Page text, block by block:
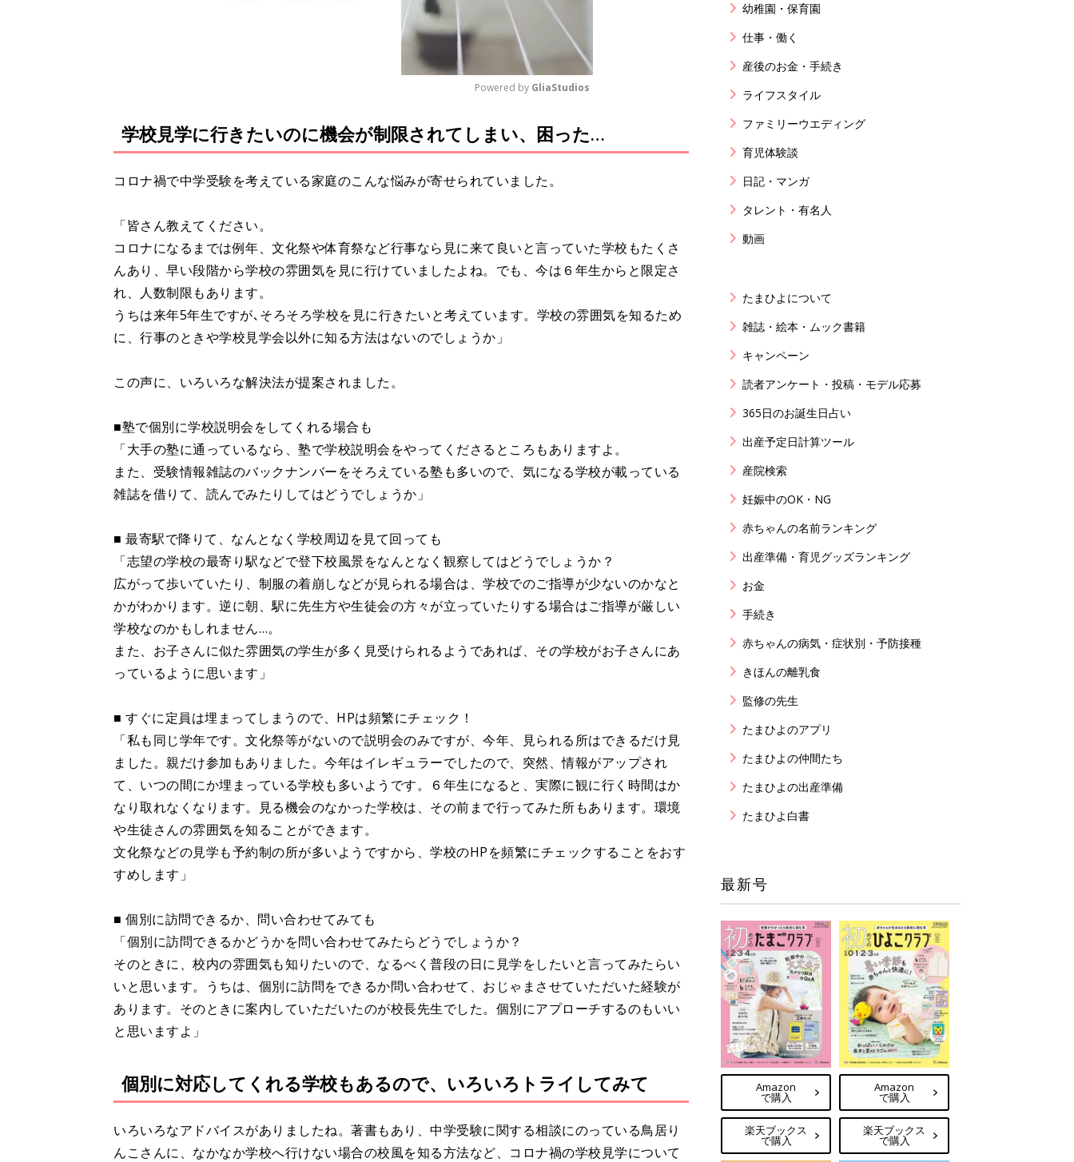
u
t
Powered by GliaStudios
学校見学に行きたいのに機会が制限されてしまい、困った…
コロナ禍で中学受験を考えている家庭のこんな悩みが寄せられていました。
「皆さん教えてください。
コロナになるまでは例年、文化祭や体育祭など行事なら見に来て良いと言っていた学校もたくさ
んあり、早い段階から学校の雰囲気を見に行けていましたよね。でも、今は６年生からと限定さ
れ、人数制限もあります。
うちは来年5年生ですが､そろそろ学校を見に行きたいと考えています。学校の雰囲気を知るため
に、行事のときや学校見学会以外に知る方法はないのでしょうか」
この声に、いろいろな解決法が提案されました。
■塾で個別に学校説明会をしてくれる場合も
「大手の塾に通っているなら、塾で学校説明会をやってくださるところもありますよ。
また、受験情報雑誌のバックナンバーをそろえている塾も多いので、気になる学校が載っている
雑誌を借りて、読んでみたりしてはどうでしょうか」
■ 最寄駅で降りて、なんとなく学校周辺を見て回っても
「志望の学校の最寄り駅などで登下校風景をなんとなく観察してはどうでしょうか？
広がって歩いていたり、制服の着崩しなどが見られる場合は、学校でのご指導が少ないのかなと
かがわかります。逆に朝、駅に先生方や生徒会の方々が立っていたりする場合はご指導が厳しい
学校なのかもしれません…。
また、お子さんに似た雰囲気の学生が多く見受けられるようであれば、その学校がお子さんにあ
っているように思います」
■ すぐに定員は埋まってしまうので、HPは頻繁にチェック！
「私も同じ学年です。文化祭等がないので説明会のみですが、今年、見られる所はできるだけ見
ました。親だけ参加もありました。今年はイレギュラーでしたので、突然、情報がアップされ
て、いつの間にか埋まっている学校も多いようです。６年生になると、実際に観に行く時間はか
なり取れなくなります。見る機会のなかった学校は、その前まで行ってみた所もあります。環境
や生徒さんの雰囲気を知ることができます。
文化祭などの見学も予約制の所が多いようですから、学校のHPを頻繁にチェックすることをおす
すめします」
■ 個別に訪問できるか、問い合わせてみても
「個別に訪問できるかどうかを問い合わせてみたらどうでしょうか？
そのときに、校内の雰囲気も知りたいので、なるべく普段の日に見学をしたいと言ってみたらい
いと思います。うちは、個別に訪問をできるか問い合わせて、おじゃまさせていただいた経験が
あります。そのときに案内していただいたのが校長先生でした。個別にアプローチするのもいい
と思いますよ」
個別に対応してくれる学校もあるので、いろいろトライしてみて
いろいろなアドバイスがありましたね。著書もあり、中学受験に関する相談にのっている鳥居り
んこさんに、なかなか学校へ行けない場合の校風を知る方法など、コロナ禍の学校見学について
幼稚園・保育園
仕事・働く
産後のお金・手続き
ライフスタイル
ファミリーウエディング
育児体験談
日記・マンガ
タレント・有名人
動画
たまひよについて
雑誌・絵本・ムック書籍
キャンペーン
読者アンケート・投稿・モデル応募
365日のお誕生日占い
出産予定日計算ツール
産院検索
妊娠中のOK・NG
赤ちゃんの名前ランキング
出産準備・育児グッズランキング
お金
手続き
赤ちゃんの病気・症状別・予防接種
きほんの離乳食
監修の先生
たまひよのアプリ
たまひよの仲間たち
たまひよの出産準備
たまひよ白書
最新号
Amazon
で購入
楽天ブックス
で購入
Amazon
で購入
楽天ブックス
で購入